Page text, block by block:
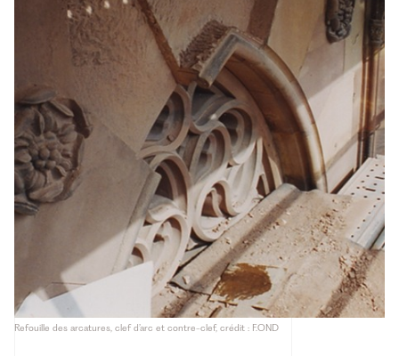
Refouille des arcatures, clef d’arc et contre-clef, crédit : F.OND